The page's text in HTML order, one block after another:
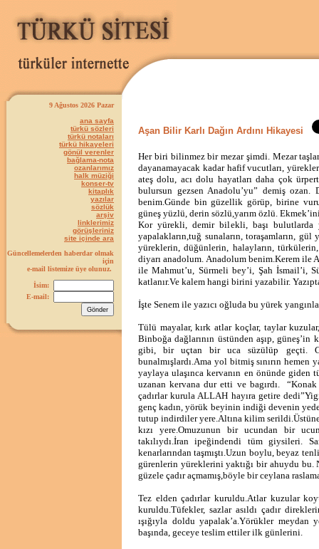
9 Ağustos 2026 Pazar
ana sayfa
türkü sözleri
türkü notaları
türkü hikayeleri
gönül verenler
bağlama-nota
ozanlarımız
halk müziği
konser-tv
kitaplık
yazılar
sözlük
arşiv
linklerimiz
görüşleriniz
site içinde ara
Güncellemelerden haberdar olmak
için
e-mail listemize üye olunuz.
İsim:
E-mail:
Aşan Bilir Karlı Dağın Ardını Hikayesi
Her biri bilinmez bir mezar şimdi. Mezar
dayanamayacak kadar hafif vucutları,
ateş dolu, acı dolu hayatları daha çok
bulursun gezsen Anadolu’yu” demiş
benim.Günde bin güzellik görüp, birine
güneş yüzlü, derin sözlü,yarım özlü.
Kor yürekli, demir bilekli, başı bulutlarda
yapalakların,tuğ sunaların, toraşamların,
yüreklerin, düğünlerin, halayların,
diyarı anadolum. Anadolum benim.Kerem ile
ile Mahmut’u, Sürmeli bey’i, Şah İsmail’i,
katlanır.Ve kalem hangi birini yazabilir.
İşte Senem ile yazıcı oğluda bu yürek
Tülü mayalar, kırk atlar koçlar, taylar
Binboğa dağlarının üstünden aşıp, güneş’in
gibi, bir uçtan bir uca süzülüp geçti.
bunalmışlardı.Ama yol bitmiş sınırın hemen
yaylaya ulaşınca kervanın en önünde giden
uzanan kervana dur etti ve bagırdı.
çadırlar kurula ALLAH hayıra getire
genç kadın, yörük beyinin indiği devenin
tutup indirdiler yere.Altına kilim
kızı yere.Omuzunun bir ucundan bir
takılıydı.İran ipeğindendi tüm giysileri.
kenarlarından taşmıştı.Uzun boylu, beyaz
gürenlerin yüreklerini yaktığı bir ahuydu bu.
güzele çadır açmamış,böyle bir ceylana
Tez elden çadırlar kuruldu.Atlar kuzular
kuruldu.Tüfekler, sazlar asıldı çadır
ışığıyla doldu yapalak’a.Yörükler meydan
başında, geceye teslim ettiler ilk günlerini.